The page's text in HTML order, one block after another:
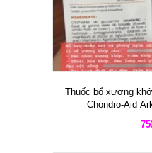
Thuốc bổ xương
Chondro-Aid